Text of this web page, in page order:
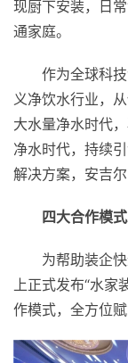
现厨下安装，日
通家庭。
作为全球科
义净饮水行业，
大水量净水时代
净水时代，持续
解决方案，安吉
四大合作模
为帮助装企
上正式发布“水
作模式，全方位